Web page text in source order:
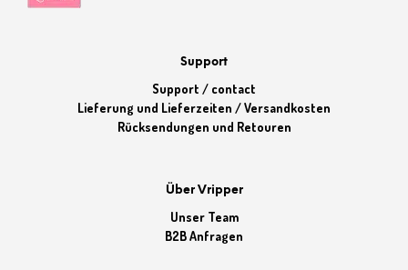
Support
Support / contact
Lieferung und Lieferzeiten / Versandkosten
Rücksendungen und Retouren
Über Vripper
Unser Team
B2B Anfragen